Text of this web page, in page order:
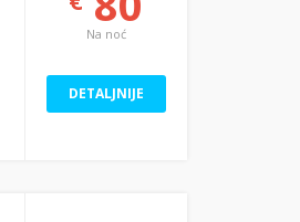
Na noć
DETALJNIJE